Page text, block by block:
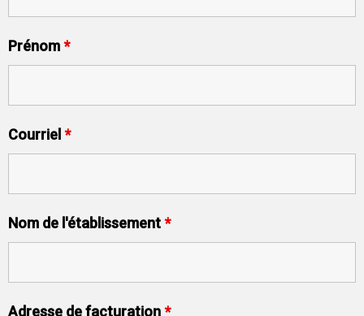
Prénom*
Courriel *
Nom de l'établissement*
Adresse de facturation*